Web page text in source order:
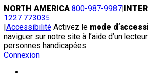
Skip
to
content
NORTH AMERICA 800-987-9987|
1227 773035
|Accessibilité Activez le mode
naviguer sur notre site à l’aide d’un
personnes handicapées.
Connexion